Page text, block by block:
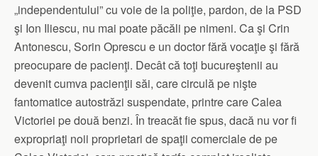
„independentului” cu voie de la poliţie, pardon, de la PSD
şi Ion Iliescu, nu mai poate păcăli pe nimeni. Ca şi Crin
Antonescu, Sorin Oprescu e un doctor fără vocaţie şi fără
preocupare de pacienţi. Decât că toţi bucureştenii au
devenit cumva pacienţii săi, care circulă pe nişte
fantomatice autostrăzi suspendate, printre care Calea
Victoriei pe două benzi. În treacăt fie spus, dacă nu vor fi
expropriaţi noii proprietari de spaţii comerciale de pe